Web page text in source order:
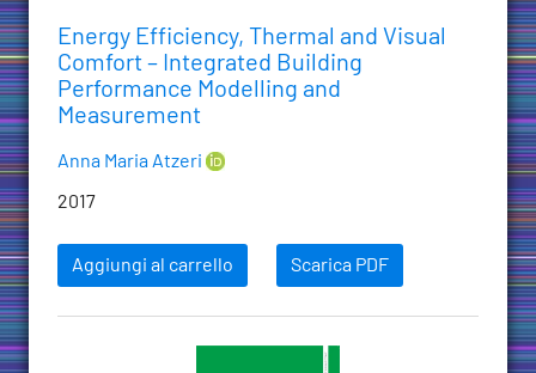
Energy Efficiency, Thermal and Visual
Comfort – Integrated Building
Performance Modelling and
Measurement
Anna Maria Atzeri
2017
Aggiungi al carrello Scarica PDF